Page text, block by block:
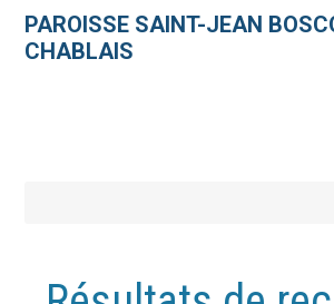
contenu.
personnelsPAROISSE SAINT-JEAN
CHABLAIS